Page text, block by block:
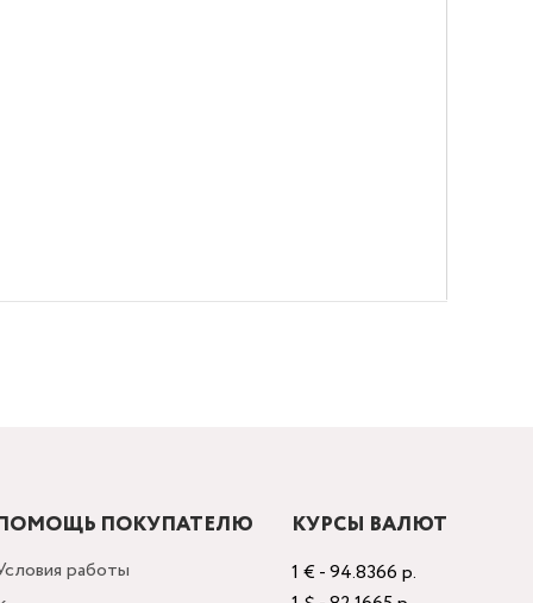
ПОКУПАТЕЛЮ
работы
КУРСЫ ВАЛЮТ
1 € - 94.8366 р.